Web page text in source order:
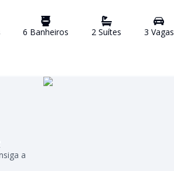
6 Banheiros 2 Suítes 3 Vagas
a